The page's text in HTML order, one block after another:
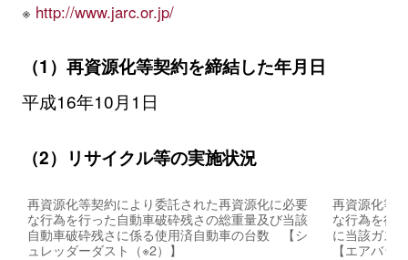
※ http://www.jarc.or.jp/
（1）再資源化等契約を締結した年月日
平成16年10月1日
（2）リサイクル等の実施状況
再資源化等契約により委託された再資源化に必要
な行為を行った自動車破砕残さの総重量及び当該
自動車破砕残さに係る使用済自動車の台数 【シ
ュレッダーダスト（※2）】
再資源化等
な行為を行
に当該ガス
【エアバッ